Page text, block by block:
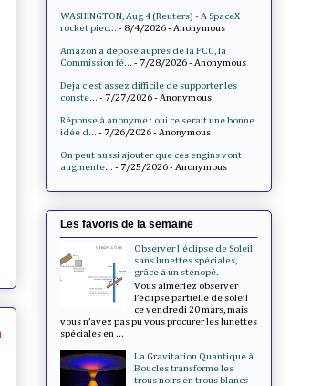
WASHINGTON, Aug 4 (Reuters) - A SpaceX
rocket piec... - 8/4/2026- Anonymous
Amazon a déposé auprès de la FCC, la
Commission fé... - 7/28/2026- Anonymous
Deja c est assez difficile de supporter les
conste... - 7/27/2026- Anonymous
Réponse à anonyme : oui ce serait une bonne
idée d... - 7/26/2026- Anonymous
On peut aussi ajouter que ces engins vont
augmente... - 7/25/2026- Anonymous
Les favoris de la semaine
Observer l'éclipse de Soleil
sans lunettes spéciales,
grâce à un sténopé.
Vous aimeriez observer
l’éclipse partielle de soleil
ce vendredi 20 mars, mais
vous n’avez pas pu vous procurer les lunettes
spéciales en ...
La Gravitation Quantique à
Boucles transforme les
trous noirs en trous blancs